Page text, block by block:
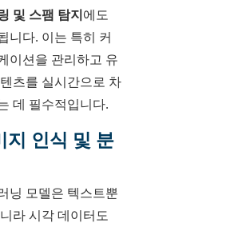
및 스팸 탐지에도
니다. 이는 특히 커
이션을 관리하고 유
츠를 실시간으로 차
데 필수적입니다.
지 인식 및 분
닝 모델은 텍스트뿐
라 시각 데이터도